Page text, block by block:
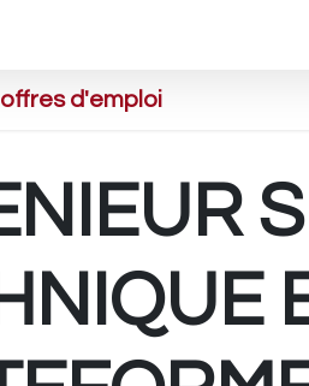
d'emploi